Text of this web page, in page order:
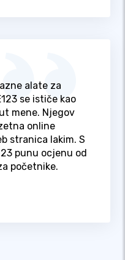
alate za
se ističe kao
mene. Njegov
online
stranica lakim. S
punu ocjenu od
početnike.